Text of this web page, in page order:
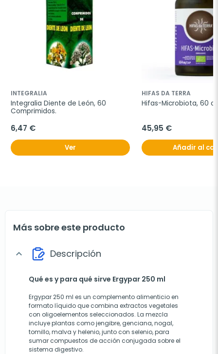
INTEGRALIA
Integralia Diente de León, 60
Comprimidos.
6,47 €
Ver
HIFAS DA TERRA
Hifas-Microbiota, 60
45,95 €
Añadir al
Más sobre este producto
expand_more Descripción
Qué es y para qué sirve Ergypar 250 ml
Ergypar 250 ml es un complemento alimenticio en
formato líquido que combina extractos vegetales
con oligoelementos seleccionados. La mezcla
incluye plantas como jengibre, genciana, nogal,
tomillo, malva y helenio, junto con selenio, para
sumar compuestos de acción conjugada sobre el
sistema digestivo.